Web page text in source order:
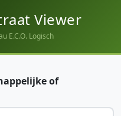
Viewer
E.C.O. Logisch
of